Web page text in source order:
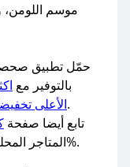
موسم
حمّل تطبيق
بالتوفير مع
الأعلىلأفضل الخصومات والعروض الحصرية.
تابع أيضا صفحة
المتاجرفعالة 100%.